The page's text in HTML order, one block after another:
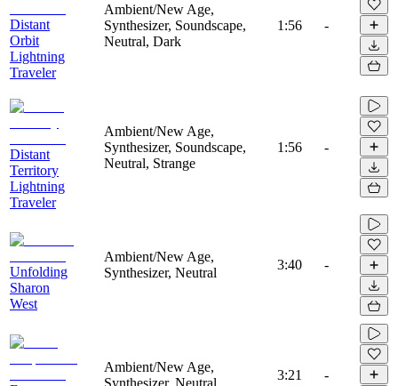
Distant
Orbit
Lightning
Traveler
Ambient/New Age,
Synthesizer, Soundscape,
Neutral, Dark
1:56 -
Distant
Territory
Lightning
Traveler
Ambient/New Age,
Synthesizer, Soundscape,
Neutral, Strange
1:56 -
Unfolding
Sharon
West
Ambient/New Age,
Synthesizer, Neutral
3:40 -
Ambient/New Age,
Synthesizer, Neutral
3:21 -